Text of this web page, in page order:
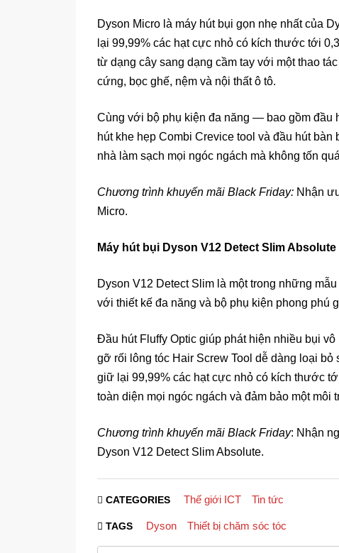
Dyson Micro là máy hút bụi gọn nhẹ nhất của
lại 99,99% các hạt cực nhỏ có kích thước tới
từ dạng cây sang dạng cầm tay với một thao
cứng, bọc ghế, nệm và nội thất ô tô.
Cùng với bộ phụ kiện đa năng — bao gồm đầu
hút khe hẹp Combi Crevice tool và đầu hút
nhà làm sạch mọi ngóc ngách mà không tốn
Chương trình khuyến mãi Black Friday: Nhận
Micro.
Máy hút bụi Dyson V12 Detect Slim Absolute
Dyson V12 Detect Slim là một trong những
với thiết kế đa năng và bộ phụ kiện phong phú
Đầu hút Fluffy Optic giúp phát hiện nhiều bụi
gỡ rối lông tóc Hair Screw Tool dễ dàng loại
giữ lại 99,99% các hạt cực nhỏ có kích thước
toàn diện mọi ngóc ngách và đảm bảo một môi
Chương trình khuyến mãi Black Friday: Nhận
Dyson V12 Detect Slim Absolute.
CATEGORIES Thế giới ICT Tin tức
TAGS Dyson Thiết bị chăm sóc tóc